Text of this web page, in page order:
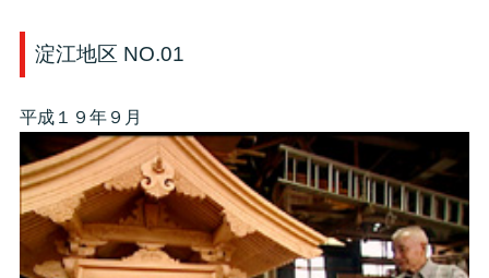
淀江地区 NO.01
平成１９年９月